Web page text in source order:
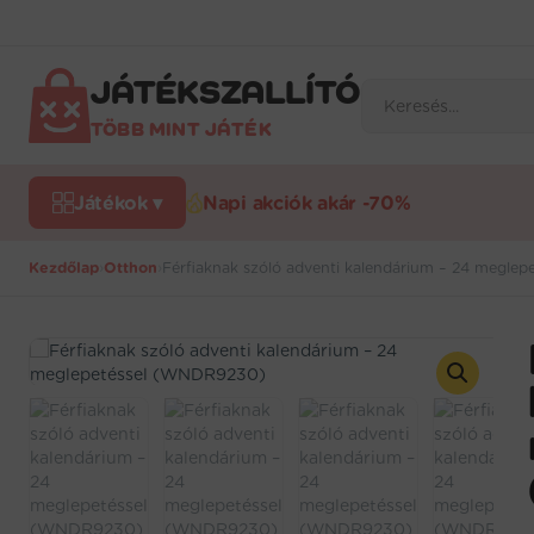
JÁTÉKSZALLÍTÓ
TÖBB MINT JÁTÉK
search
Játékok ▾ Napi akciók akár -70%
Kezdőlap Otthon Férfiaknak szóló adventi kalendárium – 24